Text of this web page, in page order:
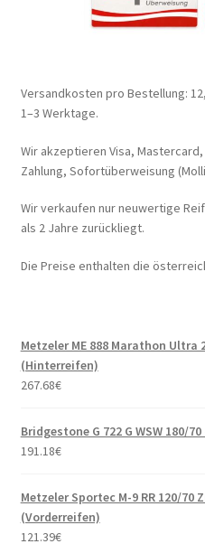
Versandkosten pro Bestellung:
1–3 Werktage.
Wir akzeptieren Visa, Mastercard,
Zahlung, Sofortüberweisung
Wir verkaufen nur neuwertige
als 2 Jahre zurückliegt.
Die Preise enthalten die
Metzeler ME 888 Marathon Ultra
(Hinterreifen)
267.68€
Bridgestone G 722 G WSW 180/
191.18€
Metzeler Sportec M-9 RR 120/70
(Vorderreifen)
121.39€